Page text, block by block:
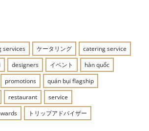
services ケータリング
catering service
designers イベント
hàn quốc
promotions
quán bụi flagship
restaurant
service
トリップアドバイザー